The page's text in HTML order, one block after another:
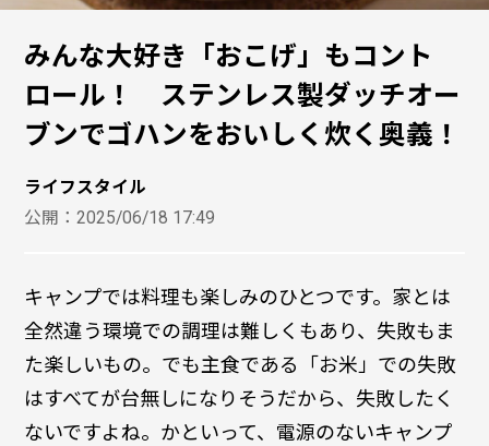
みんな大好き「おこげ」もコント
ロール！ ステンレス製ダッチオー
ブンでゴハンをおいしく炊く奥義！
ライフスタイル
公開：2025/06/18 17:49
キャンプでは料理も楽しみのひとつです。家とは
全然違う環境での調理は難しくもあり、失敗もま
た楽しいもの。でも主食である「お米」での失敗
はすべてが台無しになりそうだから、失敗したく
ないですよね。かといって、電源のないキャンプ